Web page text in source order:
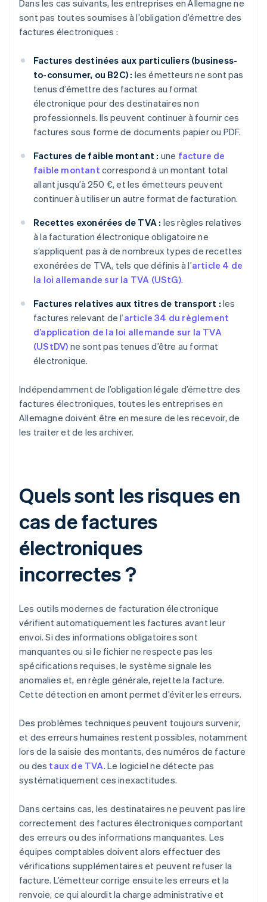
Dans les cas suivants, les entreprises en Allemagne ne
sont pas toutes soumises à l’obligation d’émettre des
factures électroniques :
Factures destinées aux particuliers (business-
to-consumer, ou B2C) : les émetteurs ne sont pas
tenus d’émettre des factures au format
électronique pour des destinataires non
professionnels. Ils peuvent continuer à fournir ces
factures sous forme de documents papier ou PDF.
Factures de faible montant : une facture de
faible montant correspond à un montant total
allant jusqu’à 250 €, et les émetteurs peuvent
continuer à utiliser un autre format de facturation.
Recettes exonérées de TVA : les règles relatives
à la facturation électronique obligatoire ne
s’appliquent pas à de nombreux types de recettes
exonérées de TVA, tels que définis à l’article 4 de
la loi allemande sur la TVA (UStG).
Factures relatives aux titres de transport : les
factures relevant de l’article 34 du règlement
d’application de la loi allemande sur la TVA
(UStDV) ne sont pas tenues d’être au format
électronique.
Indépendamment de l’obligation légale d’émettre des
factures électroniques, toutes les entreprises en
Allemagne doivent être en mesure de les recevoir, de
les traiter et de les archiver.
Quels sont les risques en
cas de factures
électroniques
incorrectes ?
Les outils modernes de facturation électronique
vérifient automatiquement les factures avant leur
envoi. Si des informations obligatoires sont
manquantes ou si le fichier ne respecte pas les
spécifications requises, le système signale les
anomalies et, en règle générale, rejette la facture.
Cette détection en amont permet d’éviter les erreurs.
Des problèmes techniques peuvent toujours survenir,
et des erreurs humaines restent possibles, notamment
lors de la saisie des montants, des numéros de facture
ou des taux de TVA. Le logiciel ne détecte pas
systématiquement ces inexactitudes.
Dans certains cas, les destinataires ne peuvent pas lire
correctement des factures électroniques comportant
des erreurs ou des informations manquantes. Les
équipes comptables doivent alors effectuer des
vérifications supplémentaires et peuvent refuser la
facture. L’émetteur corrige ensuite les erreurs et la
renvoie, ce qui alourdit la charge administrative et